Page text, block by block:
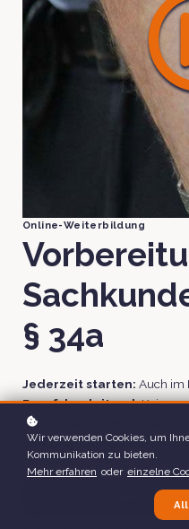
Online-Weiterbildung
§ 34a
Jederzeit starten: Auch im
Berufsbegleitend:Kein
Geprüftes Lernkonzept:
Ihr kompetenter Partner:
In den
Wir verwenden Cookies, um
Kommunikation zu bieten.
Mehr erfahren oder einzelne